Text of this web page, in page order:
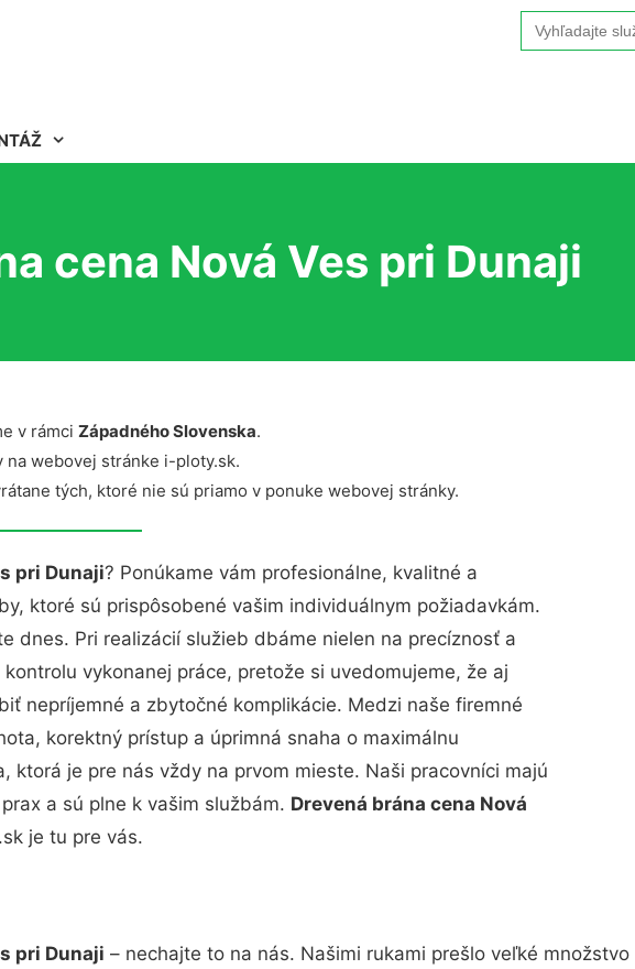
Search
for:
cena Nová Ves pri Dunaji
v rámci Západného Slovenska.
webovej stránke i-ploty.sk.
tých, ktoré nie sú priamo v ponuke webovej stránky.
pri Dunaji? Ponúkame vám profesionálne, kvalitné a
ktoré sú prispôsobené vašim individuálnym požiadavkám.
dnes. Pri realizácií služieb dbáme nielen na precíznosť a
vykonanej práce, pretože si uvedomujeme, že aj
nepríjemné a zbytočné komplikácie. Medzi naše firemné
korektný prístup a úprimná snaha o maximálnu
ktorá je pre nás vždy na prvom mieste. Naši pracovníci majú
a sú plne k vašim službám. Drevená brána cena Nová
je tu pre vás.
pri Dunaji – nechajte to na nás. Našimi rukami prešlo veľké